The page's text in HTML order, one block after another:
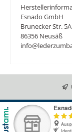
Esnado GmbH
Brunecker Str. 5A
86356 Neusäß